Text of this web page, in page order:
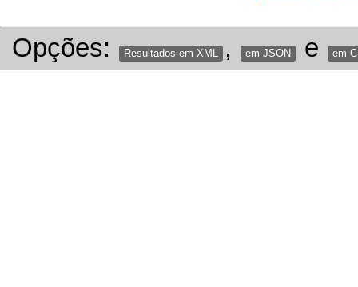
Opções: Resultados em XML , em JSON e em